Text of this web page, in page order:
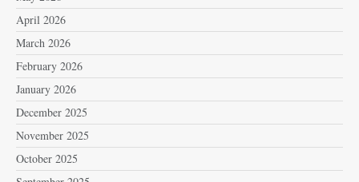
April 2026
March 2026
February 2026
January 2026
December 2025
November 2025
October 2025